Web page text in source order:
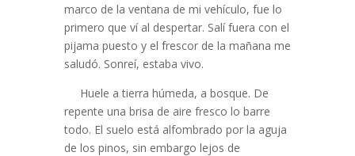
marco de la ventana de mi vehículo, fue lo
primero que ví al despertar. Salí fuera con el
pijama puesto y el frescor de la mañana me
saludó. Sonreí, estaba vivo.
Huele a tierra húmeda, a bosque. De
repente una brisa de aire fresco lo barre
todo. El suelo está alfombrado por la aguja
de los pinos, sin embargo lejos de